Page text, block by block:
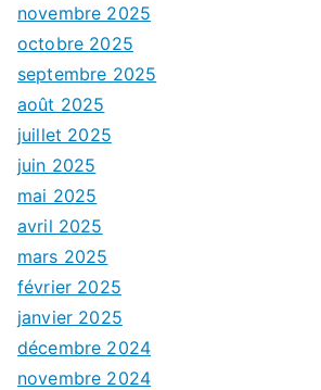
novembre 2025
octobre 2025
septembre 2025
août 2025
juillet 2025
juin 2025
mai 2025
avril 2025
mars 2025
février 2025
janvier 2025
décembre 2024
novembre 2024